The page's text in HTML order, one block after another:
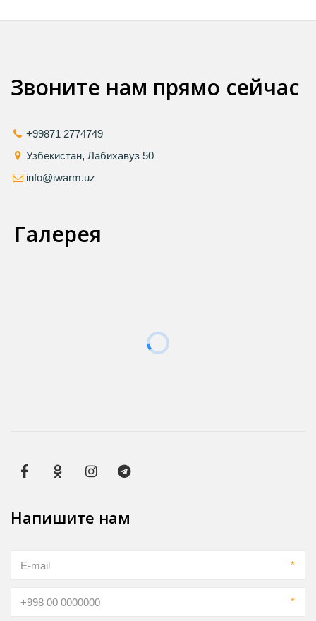
Звоните нам прямо сейчас
+99871 2774749
Узбекистан, Лабихавуз 50
info@iwarm.uz
Галерея
Напишите нам
*
*